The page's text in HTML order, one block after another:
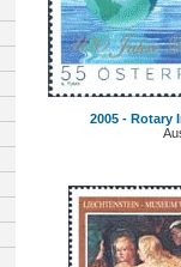
2005 - Rotary